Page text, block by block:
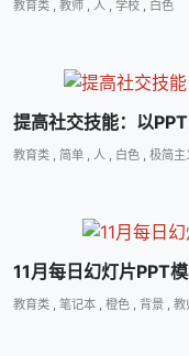
教育类 , 教师 , 人 , 学校 , 白色
提高社交技能：以
教育类 , 简单 , 人 , 白色 , 极简主
11月每日幻灯片PPT
教育类 笔记本 橙色 背景 教